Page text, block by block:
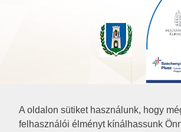
A oldalon sütiket használunk, hogy
felhasználói élményt kínálhassunk
©2026 Baranya.hu
Akadálymentesítési